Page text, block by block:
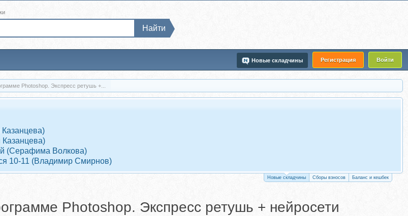
Регистрация Войти
Новые складчины
Найти
Photoshop. Экспресс ретушь +...
(Серафима Волкова)
10-11 (Владимир Смирнов)
Новые складчины Сборы взносов Баланс и кешбек
Photoshop. Экспресс ретушь + нейросети